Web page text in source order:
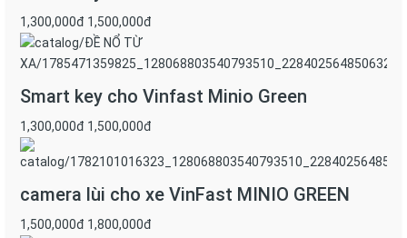
Bảo vệ sức khỏe của người sử dụng
Bạn biết không, trên thị trường hiện nay gần như toàn
hóa chất. Tuy nhiên, khi chọn CERAMIC để trang bị cho
xế, bạn có thể hoàn toàn an tâm bởi với công nghệ nén
đứng đầu trên thế giới với độ bám dính, chịu nén và chịu
1,300,000đ 1,500,000đ
Smart key cho Vinfast Minio Green
1,300,000đ 1,500,000đ
camera lùi cho xe VinFast MINIO GREEN
1,500,000đ 1,800,000đ